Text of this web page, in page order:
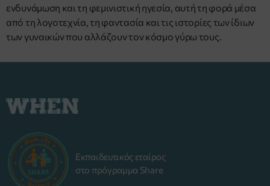
ενδυνάμωση και τη φεμινιστική ηγεσία, αυτή τη φορά μέσα
από τη λογοτεχνία, τη φαντασία και τις ιστορίες των ίδιων
των γυναικών που αλλάζουν τον κόσμο γύρω τους.
Εκπαιδευτικός εταίρος
στο πρόγραμμα Share